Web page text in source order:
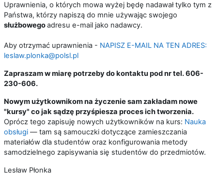
Uprawnienia, o których mowa wyżej będę nadawał tylko tym z
Państwa, którzy napiszą do mnie używając swojego
służbowegoadresu e-mail jako nadawcy.
Aby otrzymać uprawnienia - NAPISZ E-MAIL NA TEN ADRES:
leslaw.plonka@polsl.pl
Zapraszam w miarę potrzeby do kontaktu pod nr tel. 606-
230-606.
Nowym użytkownikom na życzenie sam zakładam nowe
"kursy" co jak sądzę przyśpiesza proces ich tworzenia.
Oprócz tego zapisuję nowych użytkowników na kurs: Nauka
obsługi — tam są samouczki dotyczące zamieszczania
materiałów dla studentów oraz konfigurowania metody
samodzielnego zapisywania się studentów do przedmiotów.
Lesław Płonka